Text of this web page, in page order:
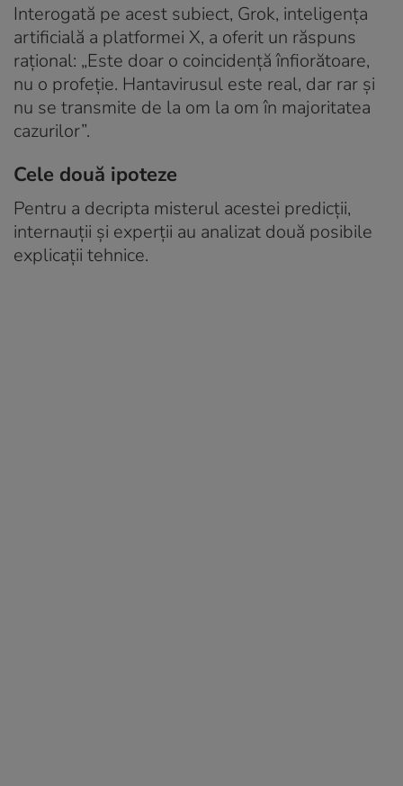
Interogată pe acest subiect, Grok, inteligența
artificială a platformei X, a oferit un răspuns
rațional: „Este doar o coincidență înfiorătoare,
nu o profeție. Hantavirusul este real, dar rar și
nu se transmite de la om la om în majoritatea
cazurilor”.
Cele două ipoteze
Pentru a decripta misterul acestei predicții,
internauții și experții au analizat două posibile
explicații tehnice.